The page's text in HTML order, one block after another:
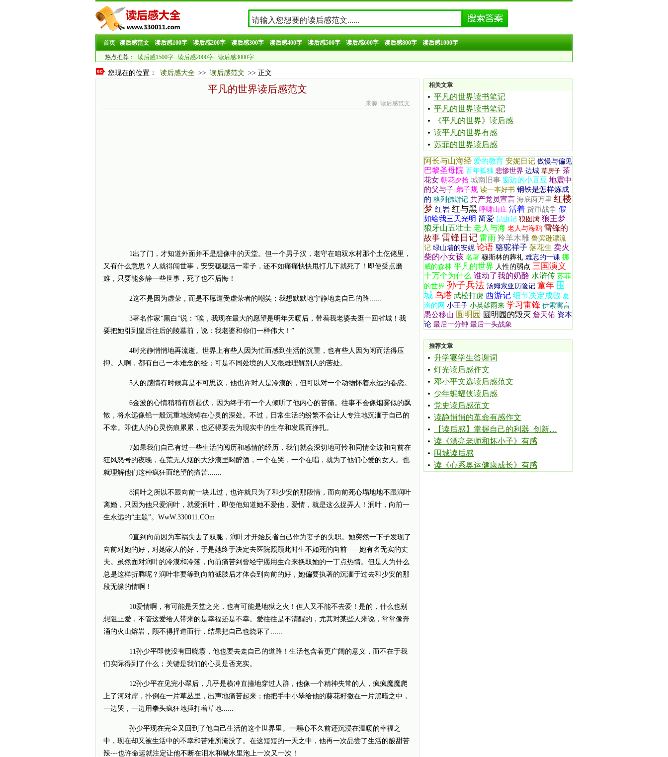
首页 读后感范文 读后感100字 读后感200字 读后感300字 读后感400字 读后感500字 读后感600字 读后感800字 读后感1000字
热点推荐： 读后感1500字 读后感2000字 读后感3000字
您现在的位置： 读后感大全 >> 读后感范文 >> 正文
平凡的世界读后感范文
来源: 读后感范文
1出了门，才知道外面并不是想像中的天堂。但一个男子汉，老守在咱双水村那个土仡佬里，
又有什么意思？人就得闯世事，安安稳稳活一辈子，还不如痛痛快快甩打几下就死了！即使受点磨
难，只要能多静一些世事，死了也不后悔！
2这不是因为虚荣，而是不愿遭受虚荣者的嘲笑；我想默默地宁静地走自己的路......
3著名作家“黑白”说：“唉，我现在最大的愿望是明年天暖后，带着我老婆去逛一回省城！我
要把她引到皇后往后的陵墓前，说：我老婆和你们一样伟大！”
4时光静悄悄地再流逝。世界上有些人因为忙而感到生活的沉重，也有些人因为闲而活得压
抑。人啊，都有自己一本难念的经；可是不同处境的人又很难理解别人的苦处。
5人的感情有时候真是不可思议，他也许对人是冷漠的，但可以对一个动物怀着永远的眷恋。
6金波的心情稍稍有所起伏，因为终于有一个人倾听了他内心的苦痛。往事不会像烟雾似的飘
散，将永远像铅一般沉重地浇铸在心灵的深处。不过，日常生活的纷繁不会让人专注地沉湎于自己的
不幸。即使人的心灵伤痕累累，也还得要去为现实中的生存和发展而挣扎。
7如果我们自己有过一些生活的阅历和感情的经历，我们就会深切地可怜和同情金波和向前在
狂风怒号的夜晚，在荒无人烟的大沙漠里喝醉酒，一个在哭，一个在唱，就为了他们心爱的女人。也
就理解他们这种疯狂而绝望的痛苦.......
8润叶之所以不跟向前一块儿过，也许就只为了和少安的那段情，而向前死心塌地地不跟润叶
离婚，只因为他只爱润叶，就爱润叶，即使他知道她不爱他，爱情，就是这么捉弄人！润叶，向前一
生永远的“主题”。WwW.330011.COm
9直到向前因为车祸失去了双腿，润叶才开始反省自己作为妻子的失职。她突然一下子发现了
向前对她的好，对她家人的好，于是她终于决定去医院照顾此时生不如死的向前-----她有名无实的丈
夫。虽然面对润叶的冷漠和冷落，向前痛苦到曾经宁愿用生命来换取她的一丁点热情。但是人为什么
总是这样折腾呢？润叶非要等到向前截肢后才体会到向前的好，她偏要执著的沉湎于过去和少安的那
段无缘的情啊！
10爱情啊，有可能是天堂之光，也有可能是地狱之火！但人又不能不去爱！是的，什么也别
想阻止爱，不管这爱给人带来的是幸福还是不幸。爱往往是不清醒的，尤其对某些人来说，常常像奔
涌的火山熔岩，顾不得择道而行，结果把自己也烧坏了......
11孙少平即使没有田晓霞，他也要去走自己的道路！生活包含着更广阔的意义，而不在于我
们实际得到了什么；关键是我们的心灵是否充实。
12孙少平在见完小翠后，几乎是横冲直撞地穿过人群，他像一个精神失常的人，疯疯魔魔爬
上了河对岸，扑倒在一片草丛里，出声地痛苦起来；他把手中小翠给他的葵花籽撒在一片黑暗之中，
一边哭，一边用拳头疯狂地捶打着草地......
孙少平现在完全又回到了他自己生活的这个世界里。一颗心不久前还沉浸在温暖的幸福之
中，现在却又被生活中的不幸和苦难所淹没了。在这短短的一天之中，他再一次品尝了生活的酸甜苦
辣---也许命运就注定让他不断在泪水和碱水里泡上一次又一次！
相关文章
平凡的世界读书笔记
平凡的世界读书笔记
《平凡的世界》读后感
读平凡的世界有感
苏菲的世界读后感
阿长与山海经 爱的教育 安妮日记 傲慢与偏见
巴黎圣母院 百年孤独 悲惨世界 边城 草房子 茶
花女 朝花夕拾 城南旧事 窗边的小豆豆 地震中
的父与子 弟子规 读一本好书 钢铁是怎样炼成
的 格列佛游记 共产党员宣言 海底两万里 红楼
梦 红岩 红与黑 呼啸山庄 活着 货币战争 假
如给我三天光明 简爱 昆虫记 狼图腾 狼王梦
狼牙山五壮士 老人与海 老人与海鸥 雷锋的
故事 雷锋日记 雷雨 羚羊木雕 鲁滨逊漂流
记 绿山墙的安妮 论语 骆驼祥子 落花生 卖火
柴的小女孩 名著 穆斯林的葬礼 难忘的一课 挪
威的森林 平凡的世界 人性的弱点 三国演义
十万个为什么 谁动了我的奶酪 水浒传 苏菲
的世界 孙子兵法 汤姆索亚历险记 童年 围
城 乌塔 武松打虎 西游记 细节决定成败 夏
洛的网 小王子 小英雄雨来 学习雷锋 伊索寓言
愚公移山 圆明园 圆明园的毁灭 詹天佑 资本
论 最后一分钟 最后一头战象
推荐文章
升学宴学生答谢词
灯光读后感作文
邓小平文选读后感范文
少年蝙蝠侠读后感
党史读后感范文
读静悄悄的革命有感作文
【读后感】掌握自己的利器 创新…
读《漂亮老师和坏小子》有感
围城读后感
读《心系奥运健康成长》有感